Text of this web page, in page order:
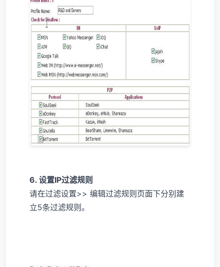
6. 设置IP过滤规则
请在过滤设置>> 编辑过滤规则页面下分别建
立5条过滤规则。